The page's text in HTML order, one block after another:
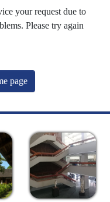
your request due to
Please try again
page